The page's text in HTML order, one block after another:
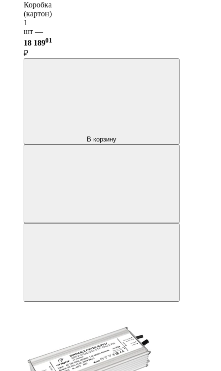
Коробка
(картон)
1
шт —
18 18901
₽
В корзину